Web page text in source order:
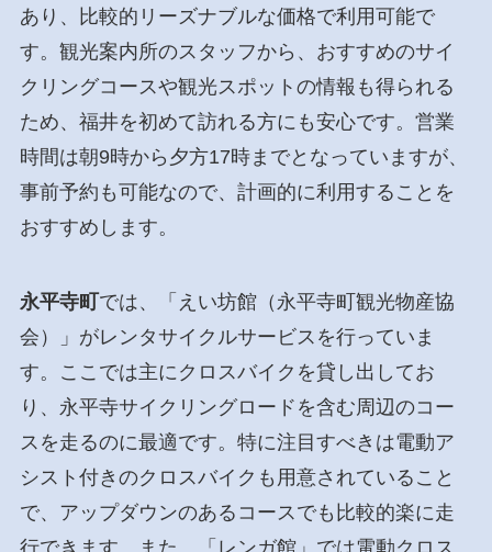
あり、比較的リーズナブルな価格で利用可能で
す。観光案内所のスタッフから、おすすめのサイ
クリングコースや観光スポットの情報も得られる
ため、福井を初めて訪れる方にも安心です。営業
時間は朝9時から夕方17時までとなっていますが、
事前予約も可能なので、計画的に利用することを
おすすめします。
永平寺町 では、「えい坊館（永平寺町観光物産協
会）」がレンタサイクルサービスを行っていま
す。ここでは主にクロスバイクを貸し出してお
り、永平寺サイクリングロードを含む周辺のコー
スを走るのに最適です。特に注目すべきは電動ア
シスト付きのクロスバイクも用意されていること
で、アップダウンのあるコースでも比較的楽に走